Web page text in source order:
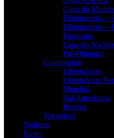
Copa do
Eliminatórias –
Eliminatórias –
Eurocopa
Liga das
Pré-Olímpico
Continentais
Libertadores
Libertadores
Mundial
Sul-Americana
Recopa
Ver todos!
Notícias
Rádio